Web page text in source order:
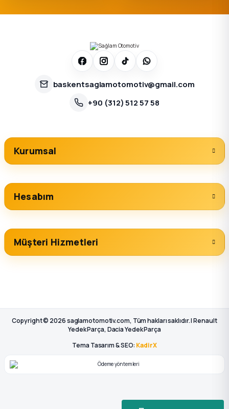
baskentsaglamotomotiv@gmail.com
+90 (312) 512 57 58
Kurumsal
Hesabım
Müşteri Hizmetleri
Copyright © 2026 saglamotomotiv.com, Tüm hakları saklıdır. | Renault
Yedek Parça, Dacia Yedek Parça
Tema Tasarım & SEO: KadirX